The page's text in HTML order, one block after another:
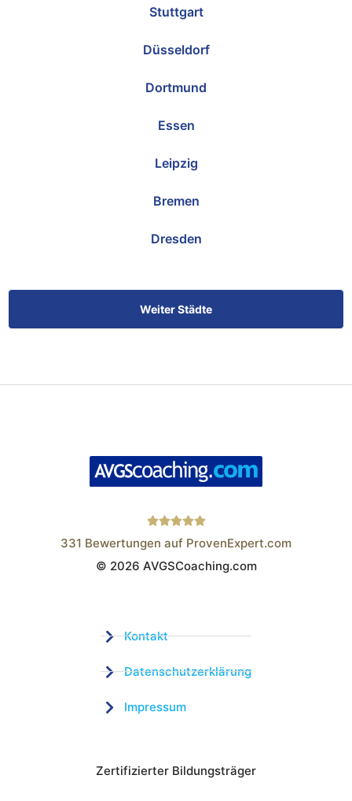
Stuttgart
Düsseldorf
Dortmund
Essen
Leipzig
Bremen
Dresden
Weiter Städte
Wistor GmbH
331 Bewertungen auf ProvenExpert.com
© 2026 AVGSCoaching.com
Kontakt
Datenschutzerklärung
Impressum
Zertifizierter Bildungsträger